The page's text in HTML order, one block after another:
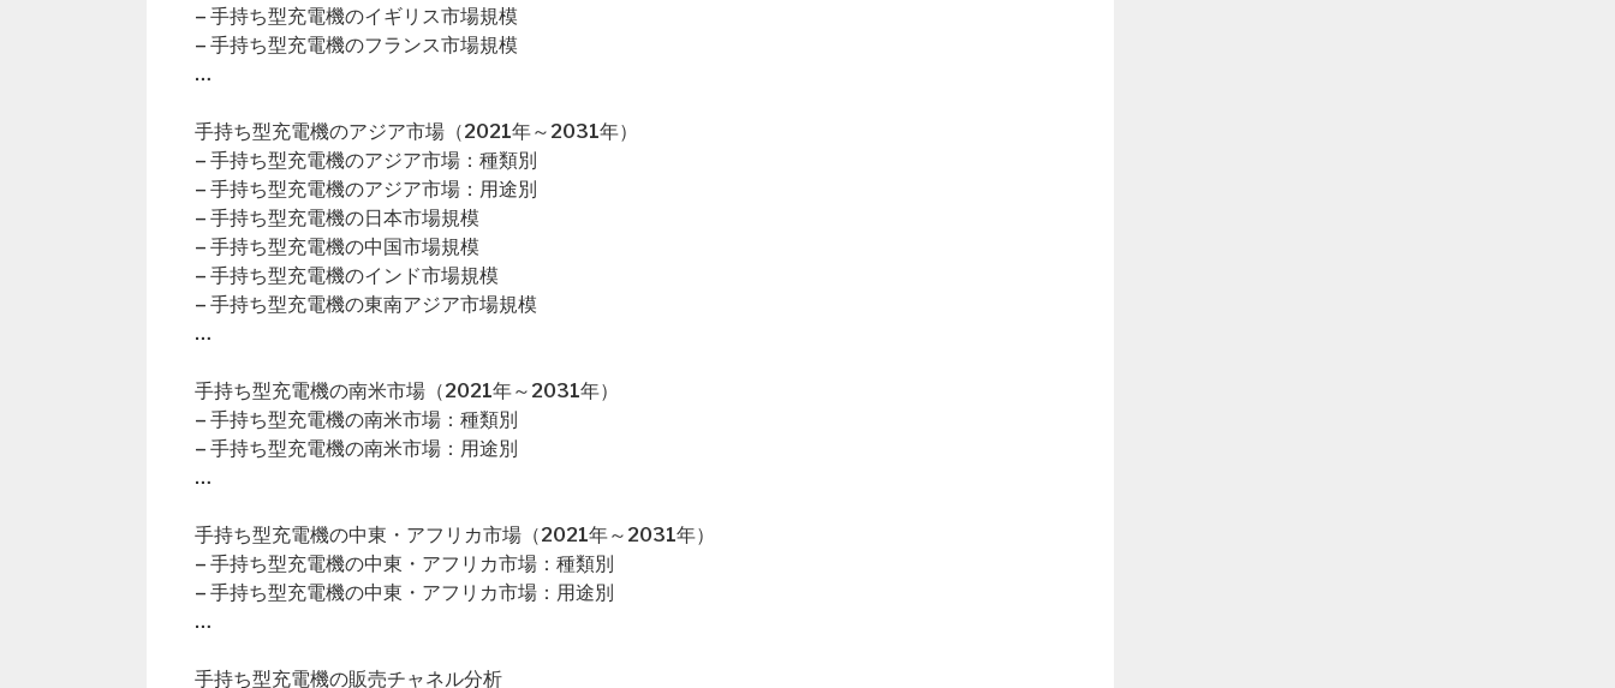
– 手持ち型充電機のイギリス市場規模
– 手持ち型充電機のフランス市場規模
…
手持ち型充電機のアジア市場（2021年～2031年）
– 手持ち型充電機のアジア市場：種類別
– 手持ち型充電機のアジア市場：用途別
– 手持ち型充電機の日本市場規模
– 手持ち型充電機の中国市場規模
– 手持ち型充電機のインド市場規模
– 手持ち型充電機の東南アジア市場規模
…
手持ち型充電機の南米市場（2021年～2031年）
– 手持ち型充電機の南米市場：種類別
– 手持ち型充電機の南米市場：用途別
…
手持ち型充電機の中東・アフリカ市場（2021年～2031年）
– 手持ち型充電機の中東・アフリカ市場：種類別
– 手持ち型充電機の中東・アフリカ市場：用途別
…
手持ち型充電機の販売チャネル分析